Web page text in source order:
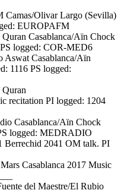
Camas/Olivar Largo (Sevilla)
EUROPAFM
Casablanca/Aïn Chock
logged: COR-MED6
Aswat Casablanca/Aïn
1116 PS logged:
recitation PI logged: 1204
Casablanca/Aïn Chock
logged: MEDRADIO
Berrechid 2041 OM talk. PI
Casablanca 2017 Music
del Maestre/El Rubio